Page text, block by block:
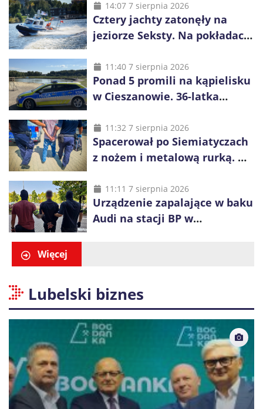
14:07 7 sierpnia 2026
Cztery jachty zatonęły na
jeziorze Seksty. Na pokładach
małoletnich
11:40 7 sierpnia 2026
Ponad 5 promili na kąpielisku
w Cieszanowie. 36-latka
z wody
11:32 7 sierpnia 2026
Spacerował po Siemiatyczach
z nożem i metalową rurką. W
alkohol i perfumy
11:11 7 sierpnia 2026
Urządzenie zapalające w baku
Audi na stacji BP w
Więcej
Lubelski biznes